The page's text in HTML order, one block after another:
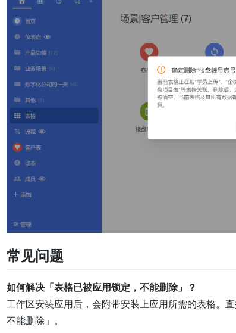
常见问题
如何解决「表格已被应用锁定，不能删除」？
工作区安装应用后，会附带安装上应用所需的表格。
不能删除」。